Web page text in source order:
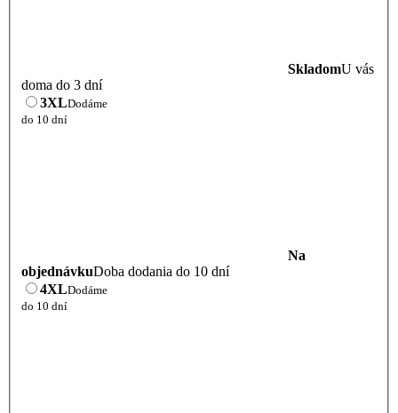
SkladomU vás
doma do 3 dní
3XLDodáme
do 10 dní
Na
objednávkuDoba dodania do 10 dní
4XLDodáme
do 10 dní